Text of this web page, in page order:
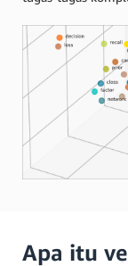
Apa itu